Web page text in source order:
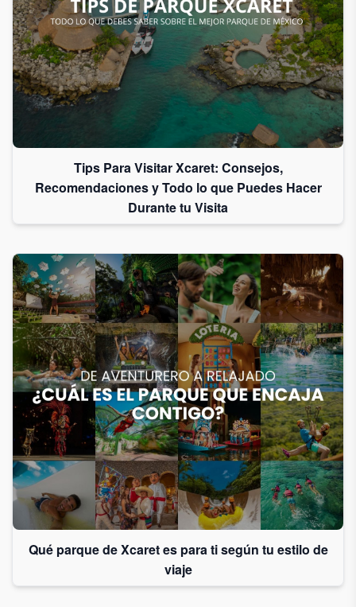
Tips Para Visitar Xcaret: Consejos,
Recomendaciones y Todo lo que Puedes Hacer
Durante tu Visita
Qué parque de Xcaret es para ti según tu estilo de
viaje